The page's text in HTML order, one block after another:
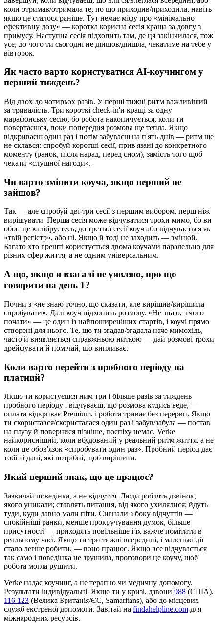
коли отримав/отримала те, по що приходив/приходила, навіть
якщо це сталося раніше. Тут немає міфу про «мінімально
ефективну дозу» — коротка корисна сесія краща за довгу з
примусу. Наступна сесія підхопить там, де ця закінчилася, тож
усе, до чого ти сьогодні не дійшов/дійшла, чекатиме на тебе у
вівторок.
Як часто варто користуватися AI-коучингом у
перший тиждень?
Від двох до чотирьох разів. У перші тижні ритм важливіший
за тривалість. Три короткі check-in'и кращі за одну
марафонську сесію, бо робота накопичується, коли ти
повертаєшся, поки попередня розмова ще тепла. Якщо
відкриваєш один раз і потім забуваєш на п'ять днів — ритм ще
не склався: спробуй коротші сесії, прив'язані до конкретного
моменту (ранок, після нарад, перед сном), замість того щоб
чекати «слушної нагоди».
Чи варто змінити коуча, якщо перший не
зайшов?
Так — але спробуй дві-три сесії з першим вибором, перш ніж
вирішувати. Перша сесія може відчуватися трохи мимо, бо ви
обоє ще калібруєтесь; до третьої сесії коуч або відчувається як
«твій регістр», або ні. Якщо й тоді не заходить — змінюй.
Багато хто врешті користується двома коучами паралельно для
різних сфер життя, а не одним універсальним.
А що, якщо я взагалі не уявляю, про що
говорити на день 1?
Почни з «не знаю точно, що сказати, але вирішив/вирішила
спробувати». Далі коуч підхопить розмову. «Не знаю, з чого
почати» — це один із найпоширеніших стартів, і коучі прямо
створені для нього. Те, що ти згадав/згадала наче мимохідь,
часто й виявляється справжньою ниткою — дай розмові трохи
дрейфувати й помічай, що випливає.
Коли варто перейти з пробного періоду на
платний?
Якщо ти користуєшся ним три і більше разів за тиждень
пробного періоду і відчуваєш, що розмова кудись веде, —
оплата відкриває Premium, і робота триває без перерви. Якщо
ти скористався/скористалася один раз і забув/забула — постав
на паузу й повернися пізніше, поспіху немає. Verke
найкорисніший, коли вбудований у реальний ритм життя, а не
коли це обов'язок «спробувати один раз». Пробний період дає
тобі ті дані, які потрібні, щоб вирішити.
Який перший знак, що це працює?
Зазвичай поведінка, а не відчуття. Люди роблять дзвінок,
якого уникали; ставлять питання, від якого ухилялися; йдуть
туди, куди давно мали піти. Сигнали з боку відчуттів —
спокійніші ранки, менше прокручування думок, більше
присутності — приходять повільніше і їх важче помітити в
реальному часі. Якщо ти три тижні всередині, і маленькі дії
стало легше робити, — воно працює. Якщо все відчувається
так само і поведінка не зрушила, проговори це коучу, щоб
робота могла рушити.
Verke надає коучинг, а не терапію чи медичну допомогу.
Результати індивідуальні. Якщо ти у кризі, дзвони 988 (США),
116 123 (Велика Британія/ЄС, Samaritans), або до місцевих
служб екстреної допомоги. Завітай на findahelpline.com для
міжнародних ресурсів.